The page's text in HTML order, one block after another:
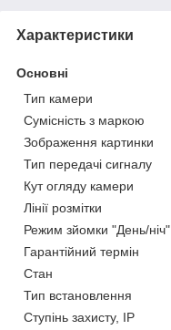
Характеристики
Основні
Тип камери
Сумісність з маркою
Зображення картинки
Тип передачі сигналу
Кут огляду камери
Лінії розмітки
Режим зйомки "День/ніч"
Гарантійний термін
Стан
Тип встановлення
Ступінь захисту, IP